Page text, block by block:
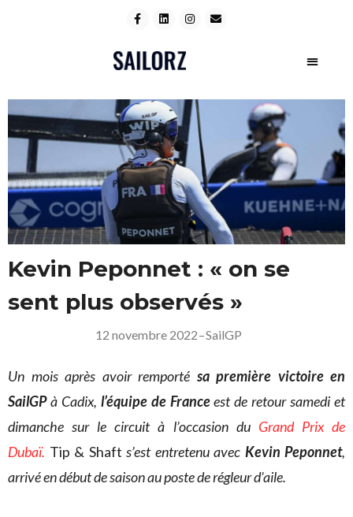
Kevin Peponnet : « on se
sent plus observés »
12 novembre 2022–SailGP
Un mois après avoir remporté sa première victoire en
SailGPà Cadix, l’équipe de Franceest de retour samedi et
dimanche sur le circuit à l’occasion du Grand Prix de
Dubaï. Tip & Shaft s’est entretenu avec Kevin Peponnet,
arrivé en début de saison au poste de régleur d’aile.